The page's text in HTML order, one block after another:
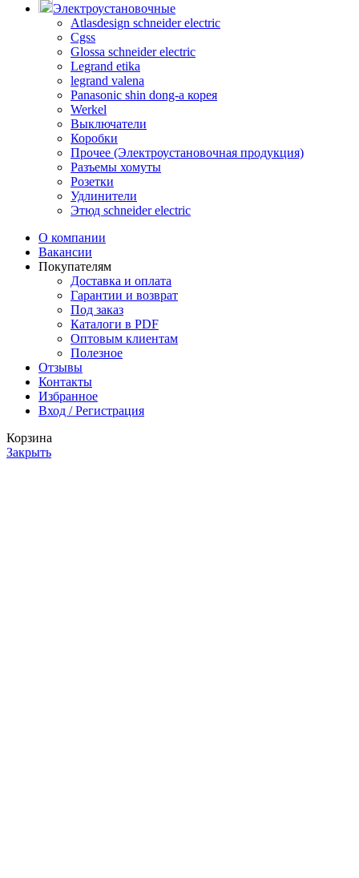
Электроустановочные
Atlasdesign schneider electric
Cgss
Glossa schneider electric
Legrand etika
legrand valena
Panasonic shin dong-a корея
Werkel
Выключатели
Коробки
Прочее (Электроустановочная продукция)
Разъемы хомуты
Розетки
Удлинители
Этюд schneider electric
О компании
Вакансии
Покупателям
Доставка и оплата
Гарантии и возврат
Под заказ
Каталоги в PDF
Оптовым клиентам
Полезное
Отзывы
Контакты
Избранное
Вход / Регистрация
Корзина
Закрыть